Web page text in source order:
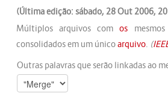
(Última edição: sábado, 28 Out 2006,
Múltiplos arquivos comos
consolidados em um únicoarquivo. (
Outras palavras que serão linkadas ao